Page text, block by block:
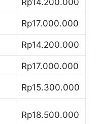
Rp14.200.000
Rp17.000.000
Rp14.200.000
Rp17.000.000
Rp15.300.000
Rp18.500.000